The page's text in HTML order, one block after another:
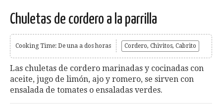
Chuletas de cordero a la parrilla
Cooking Time: De una a dos horas Cordero, Chivitos, Cabrito
Las chuletas de cordero marinadas y cocinadas con
aceite, jugo de limón, ajo y romero, se sirven con
ensalada de tomates o ensaladas verdes.